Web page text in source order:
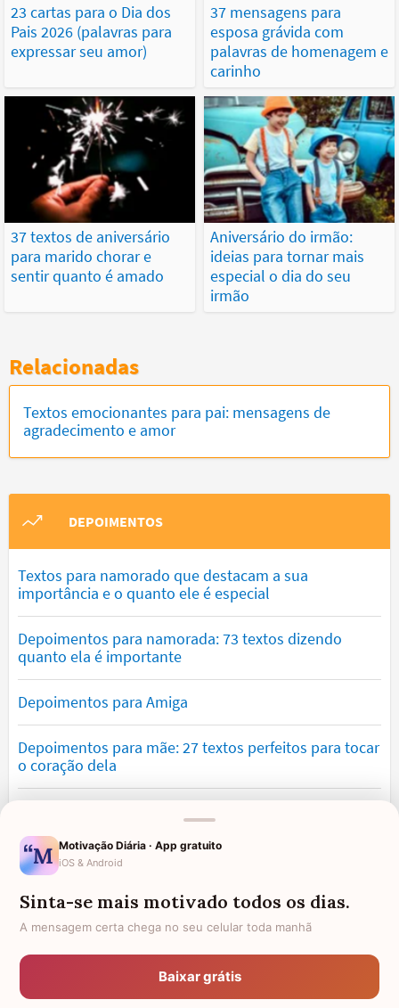
23 cartas para o Dia dos
Pais 2026 (palavras para
expressar seu amor)
37 mensagens para
esposa grávida com
palavras de homenagem e
carinho
37 textos de aniversário
para marido chorar e
sentir quanto é amado
Aniversário do irmão:
ideias para tornar mais
especial o dia do seu
irmão
Relacionadas
Textos emocionantes para pai: mensagens de
agradecimento e amor
DEPOIMENTOS
Textos para namorado que destacam a sua
importância e o quanto ele é especial
Depoimentos para namorada: 73 textos dizendo
quanto ela é importante
Depoimentos para Amiga
Depoimentos para mãe: 27 textos perfeitos para tocar
o coração dela
Textos para irmã emocionantes com mensagens de
carinho
93 depoimentos para prima cheios de emoção
Depoimentos de Amor
Motivação Diária · App gratuito
iOS & Android
Sinta-se mais motivado todos os dias.
A mensagem certa chega no seu celular toda manhã
Baixar grátis